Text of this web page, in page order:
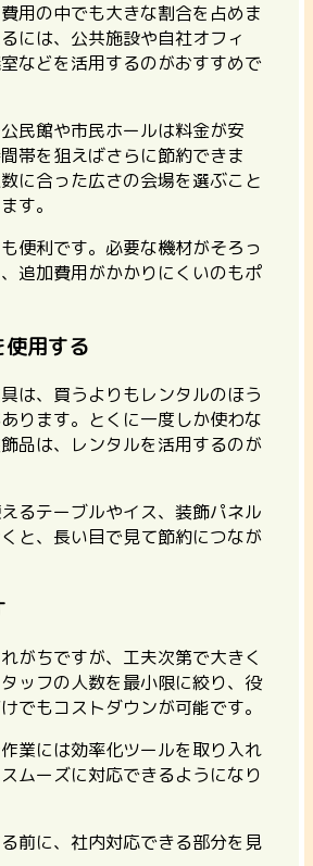
用の中でも大きな割合を占めま
には、公共施設や自社オフィ
などを活用するのがおすすめで
民館や市民ホールは料金が安
帯を狙えばさらに節約できま
に合った広さの会場を選ぶこと
す。
便利です。必要な機材がそろっ
追加費用がかかりにくいのもポ
使用する
は、買うよりもレンタルのほう
ります。 とくに一度しか使わな
品は、レンタルを活用するのが
るテーブルやイス、装飾パネル
と、長い目で見て節約につなが
がちですが、工夫次第で大きく
ッフの人数を最小限に絞り、役
でもコストダウンが可能です。
業には効率化ツールを取り入れ
ムーズに対応できるようになり
前に、社内対応できる部分を見